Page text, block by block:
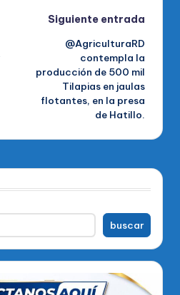
Siguiente entrada
@AgriculturaRD
contempla la
producción de 500 mil
Tilapias en jaulas
flotantes, en la presa
de Hatillo.
buscar